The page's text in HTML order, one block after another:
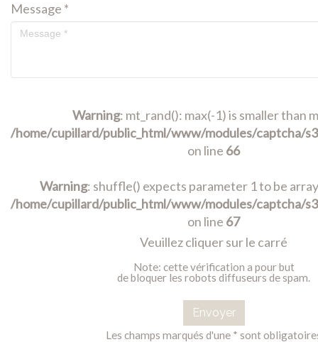
Message *
Warning: mt_rand(): max(-1) is smaller than
/home/cupillard/public_html/www/modules/captcha/
on line 66
Warning: shuffle() expects parameter 1 to be
/home/cupillard/public_html/www/modules/captcha/
on line 67
Veuillez cliquer sur le carré
Note: cette vérification a pour but
de bloquer les robots diffuseurs de spam.
Envoyer
Les champs marqués d'une * sont